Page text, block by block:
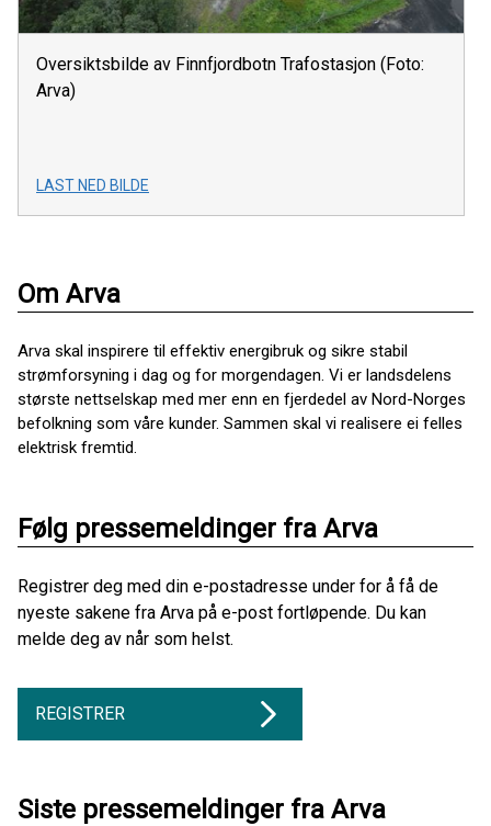
Oversiktsbilde av Finnfjordbotn Trafostasjon (Foto:
Arva)
LAST NED BILDE
Om Arva
Arva skal inspirere til effektiv energibruk og sikre stabil
strømforsyning i dag og for morgendagen. Vi er landsdelens
største nettselskap med mer enn en fjerdedel av Nord-Norges
befolkning som våre kunder. Sammen skal vi realisere ei felles
elektrisk fremtid.
Følg pressemeldinger fra Arva
Registrer deg med din e-postadresse under for å få de
nyeste sakene fra Arva på e-post fortløpende. Du kan
melde deg av når som helst.
REGISTRER
Siste pressemeldinger fra Arva